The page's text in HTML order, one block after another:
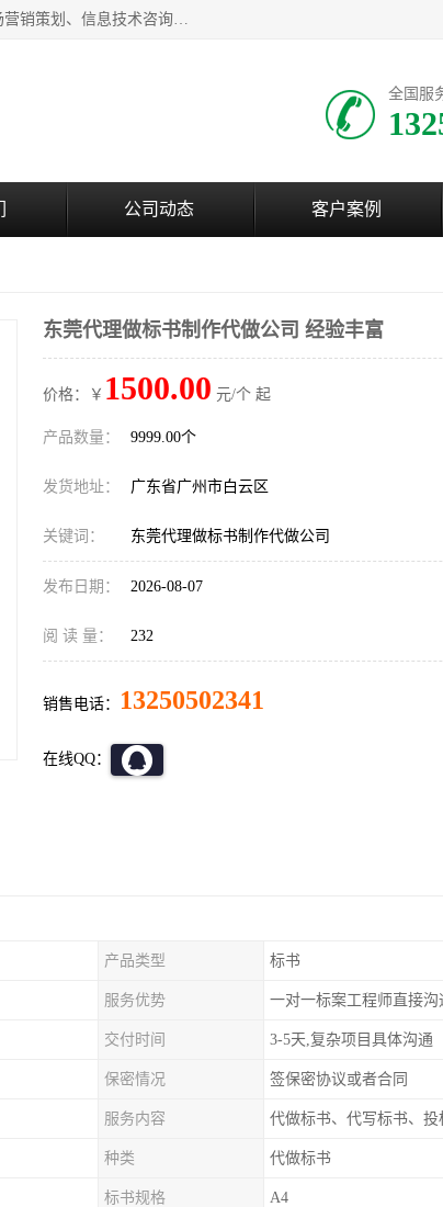
广州中赢信息科技有限公司主营：财务审计报告、投标审计报告、审计报告收费、企业管理咨询、市场营销策划、信息技术咨询服务、广告制作、会议及展览服务、软件开发
全国服
公司动态 客户案例
东莞代理做标书制作代做公司 经验丰富
价格：￥ 1500.00 元/个 起
产品数量： 9999.00个
发货地址： 广东省广州市白云区
关键词： 东莞代理做标书制作代做公司
发布日期： 2026-08-07
阅 读 量： 232
销售电话： 13250502341
在线QQ：
产品类型 标书
服务优势 一对一标案工程师直接沟
交付时间 3-5天,复杂项目具体沟通
保密情况 签保密协议或者合同
服务内容 代做标书、代写标书、投
种类 代做标书
标书规格 A4